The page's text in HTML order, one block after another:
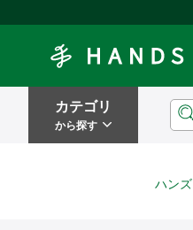
カテゴリ
から探す
ハンズ